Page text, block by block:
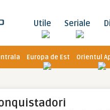
Utile Seriale
Europa de Est Orientul